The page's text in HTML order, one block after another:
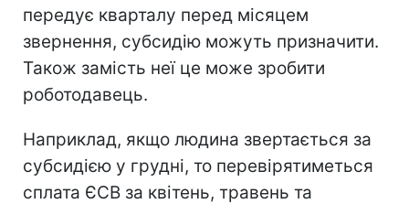
передує кварталу перед місяцем
звернення, субсидію можуть призначити.
Також замість неї це може зробити
роботодавець.
Наприклад, якщо людина звертається за
субсидією у грудні, то перевірятиметься
сплата ЄСВ за квітень, травень та